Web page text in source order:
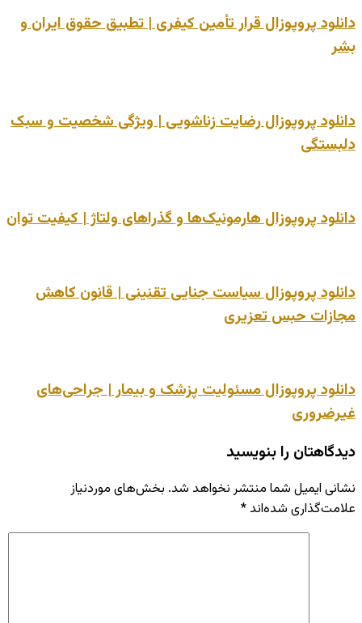
دانلود پروپوزال قرار تأمین کیفری | تطبیق حقوق ایران و
بشر
دانلود پروپوزال رضایت زناشویی | ویژگی شخصیت و سبک
دلبستگی
دانلود پروپوزال هارمونیک‌ها و گذراهای ولتاژ | کیفیت توان
دانلود پروپوزال سیاست جنایی تقنینی | قانون کاهش
مجازات حبس تعزیری
دانلود پروپوزال مسئولیت پزشک و بیمار | جراحی‌های
غیرضروری
دیدگاهتان را بنویسید
نشانی ایمیل شما منتشر نخواهد شد. بخش‌های موردنیاز
علامت‌گذاری شده‌اند *